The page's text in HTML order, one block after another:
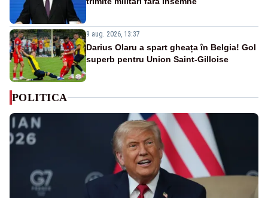
9 aug. 2026, 13:37
Darius Olaru a spart gheața în Belgia! Gol
superb pentru Union Saint-Gilloise
POLITICA